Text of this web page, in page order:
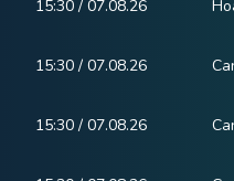
15:30 / 07.08.26
15:30 / 07.08.26
15:30 / 07.08.26